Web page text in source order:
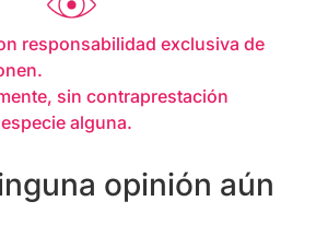
responsabilidad exclusiva de
sin contraprestación
alguna.
opinión aún